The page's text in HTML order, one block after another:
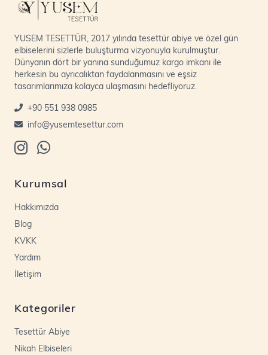
YUSEM TESETTÜR, 2017 yılında tesettür abiye ve özel gün
elbiselerini sizlerle buluşturma vizyonuyla kurulmuştur.
Dünyanın dört bir yanına sunduğumuz kargo imkanı ile
herkesin bu ayrıcalıktan faydalanmasını ve eşsiz
tasarımlarımıza kolayca ulaşmasını hedefliyoruz.
+90 551 938 0985
info@yusemtesettur.com
Kurumsal
Hakkımızda
Blog
KVKK
Yardım
İletişim
Kategoriler
Tesettür Abiye
Nikah Elbiseleri